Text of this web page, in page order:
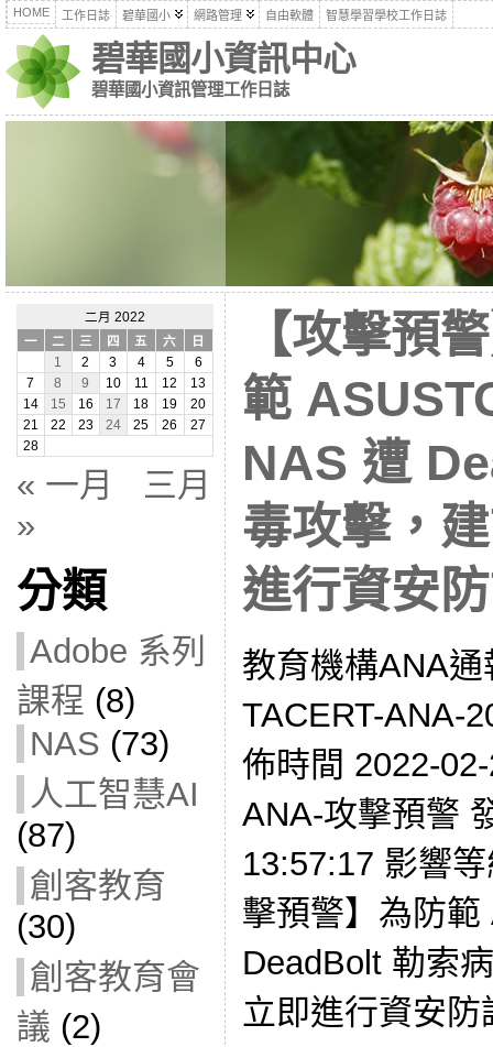
HOME 工作日誌 碧華國小 網路管理 自由軟體 智慧學習學校工作日誌
碧華國小資訊中心
碧華國小資訊管理工作日誌
二月 2022
一
二 三 四 五 六
日
1
2 3 4 5
6
7
8 9 10 11 12
13
14
15 16 17 18 19
20
21
22 23 24 25 26
27
28
« 一月
三月
»
分類
Adobe 系列
課程 (8)
NAS (73)
人工智慧AI
(87)
創客教育
(30)
創客教育會
議 (2)
【攻擊預
範
NAS 遭
毒攻擊，
進行資安
教育機構ANA
TACERT-ANA-
佈時間 2022-
ANA-攻擊預警
13:57:17 影響
擊預警】為防
DeadBolt 勒索
立即進行資安